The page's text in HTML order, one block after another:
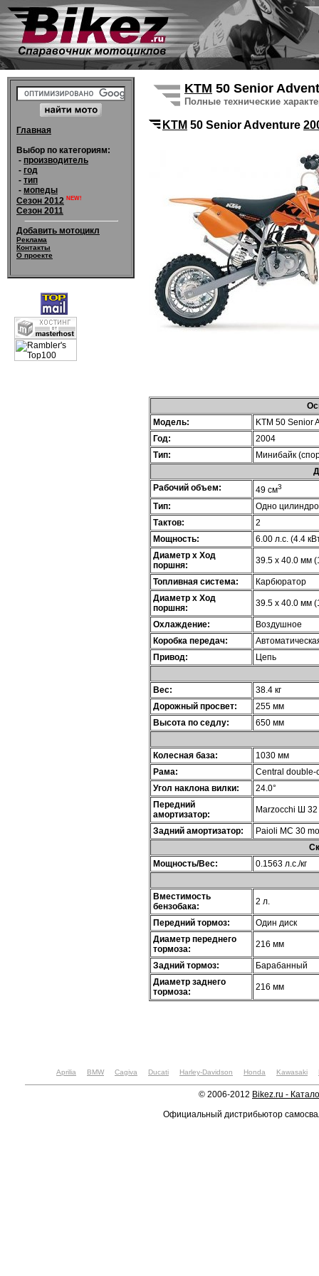
Главная
Выбор по категориям:
- производитель
- год
- тип
- мопеды
Сезон 2012 NEW!
Сезон 2011
Добавить мотоцикл
Реклама
Контакты
О проекте
KTM 50 Senior
Полные технические
KTM 50 Senior Adventure
Модель:
KTM 50 Senior
Год:
2004
Тип:
Минибайк
Рабочий объем:
49 см3
Тип:
Одно
Тактов:
2
Мощность:
6.00 л.с. (4.4
Диаметр х Ход
поршня:
39.5 x 40.0 мм
Топливная система:
Карбюратор
Диаметр х Ход
поршня:
39.5 x 40.0 мм
Охлаждение:
Воздушное
Коробка передач:
Привод:
Цепь
Вес:
38.4 кг
Дорожный просвет:
255 мм
Высота по седлу:
650 мм
Колесная база:
1030 мм
Рама:
Central double-
Угол наклона вилки:
24.0°
Передний
амортизатор:
Marzocchi Ш 32
Задний амортизатор:
Paioli MC 30
Мощность/Вес:
0.1563 л.с./кг
Вместимость
бензобака:
2 л.
Передний тормоз:
Один диск
Диаметр переднего
тормоза:
216 мм
Задний тормоз:
Барабанный
Диаметр заднего
тормоза:
216 мм
Aprilia BMW Cagiva Ducati Harley-Davidson Honda Kawasaki
© 2006-2012 Bikez.ru -
Официальный дистрибьютор